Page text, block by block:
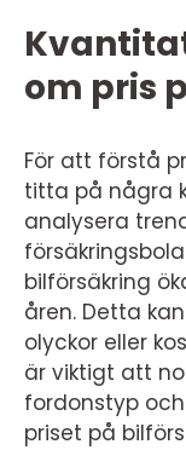
om pris
För att förstå
titta på några
analysera
bilförsäkring
åren. Detta
olyckor eller
är viktigt att
fordonstyp
priset på